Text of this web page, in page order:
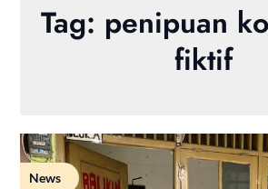
Tag: penipuan
fiktif
News